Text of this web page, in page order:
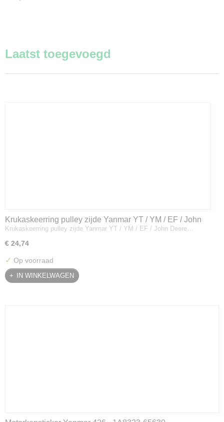
Laatst toegevoegd
Krukaskeerring pulley zijde Yanmar YT / YM / EF / John
Deere - 119934-01800
Krukaskeerring pulley zijde Yanmar YT / YM / EF / John Deere…
€ 24,74
✓ Op voorraad
IN WINKELWAGEN